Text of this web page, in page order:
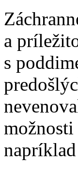
a
s
možnosti